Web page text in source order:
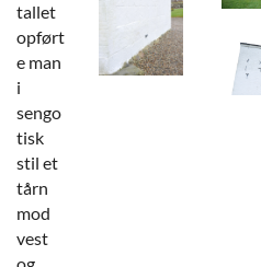
tallet
opført
e man
i
sengo
tisk
stil et
tårn
mod
vest